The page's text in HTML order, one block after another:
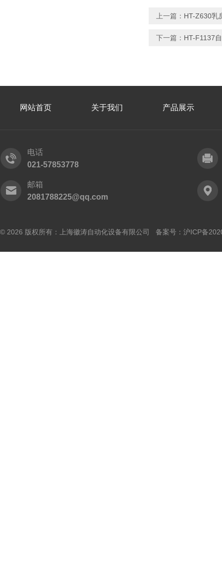
上一篇： HT-Z630乳
下一篇： HT-F1137
网站首页 关于我们 产品展示
电话
021-57853778
邮箱
2081788225@qq.com
© 2026 版权所有：上海徽涛自动化设备有限公司 备案号： 沪ICP备